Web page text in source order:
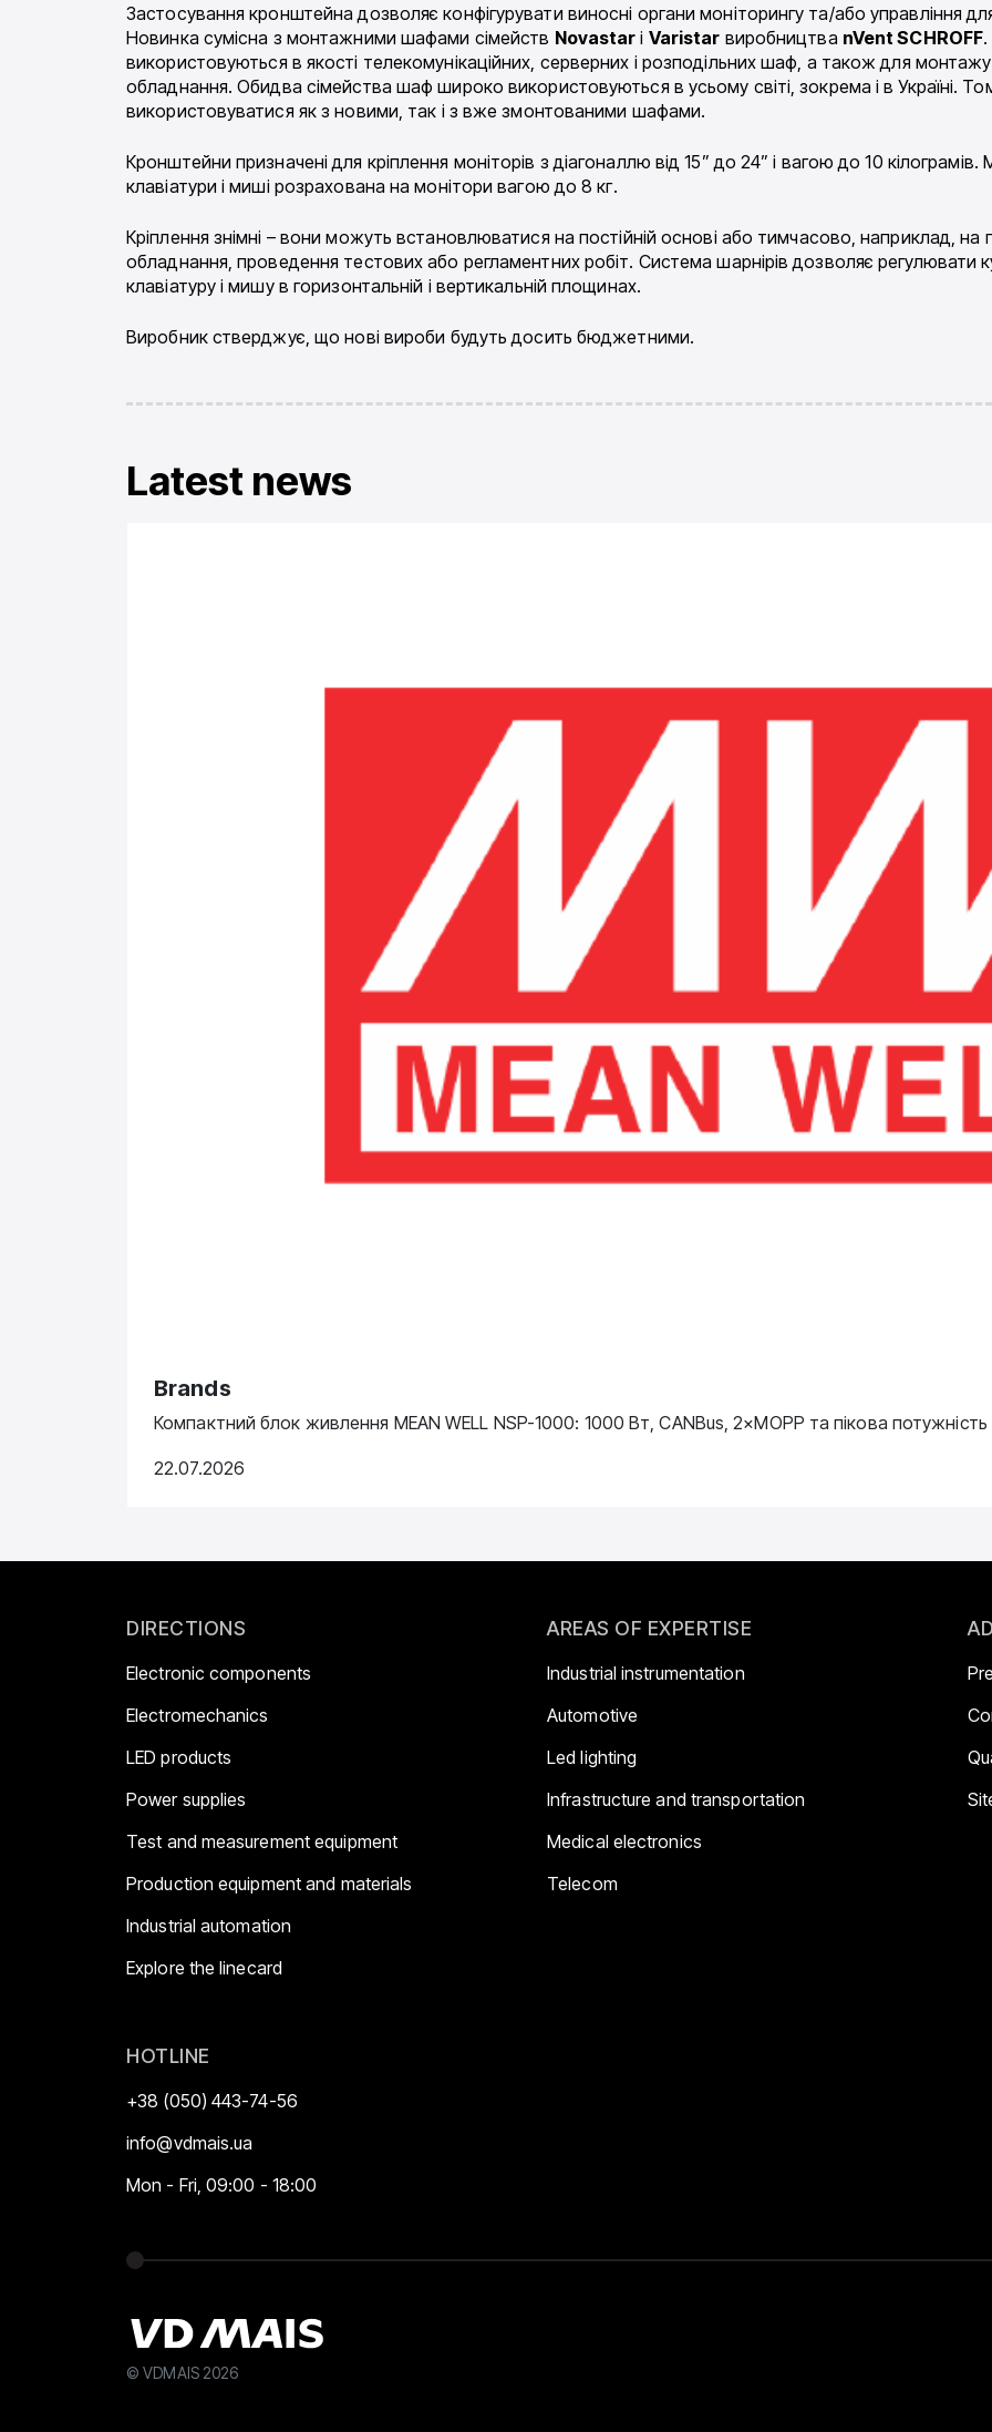
Застосування кронштейна дозволяє конфігурувати виносні органи моніторингу та/або управління
Новинка сумісна з монтажними шафами сімейств Novastar і Varistar виробництва nVent SCHROFF
використовуються в якості телекомунікаційних, серверних і розподільних шаф, а також для
обладнання. Обидва сімейства шаф широко використовуються в усьому світі, зокрема і в Україні.
використовуватися як з новими, так і з вже змонтованими шафами.
Кронштейни призначені для кріплення моніторів з діагоналлю від 15” до 24” і вагою до 10
клавіатури і миші розрахована на монітори вагою до 8 кг.
Кріплення знімні – вони можуть встановлюватися на постійній основі або тимчасово, наприклад, на
обладнання, проведення тестових або регламентних робіт. Система шарнірів дозволяє регулювати
клавіатуру і мишу в горизонтальній і вертикальній площинах.
Виробник стверджує, що нові вироби будуть досить бюджетними.
Latest news
Brands
Компактний блок живлення MEAN WELL NSP-1000: 1000 Вт, CANBus, 2×MOPP та пікова потужність
22.07.2026
DIRECTIONS
Electronic components
Electromechanics
LED products
Power supplies
Test and measurement equipment
Production equipment and materials
Industrial automation
Explore the linecard
AREAS OF EXPERTISE
Industrial instrumentation
Automotive
Led lighting
Infrastructure and transportation
Medical electronics
Telecom
HOTLINE
+38 (050) 443-74-56
info@vdmais.ua
Mon - Fri, 09:00 - 18:00
© VDMAIS 2026